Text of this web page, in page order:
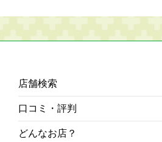
店舗検索
口コミ・評判
どんなお店？